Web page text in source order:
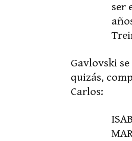
ser
Gavlovski
quizás,
Carlos: